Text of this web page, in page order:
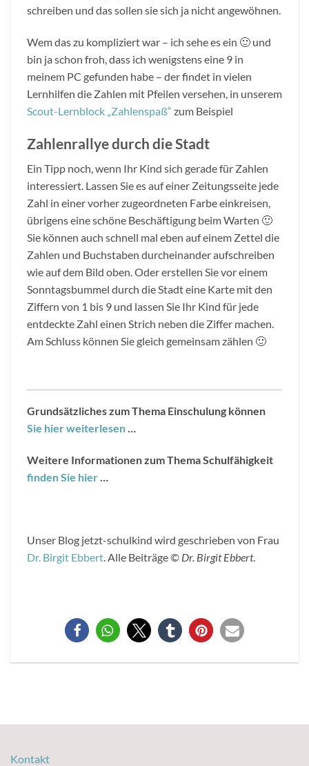
schreiben und das sollen sie sich ja nicht angewöhnen.
Wem das zu kompliziert war – ich sehe es ein 🙂 und
bin ja schon froh, dass ich wenigstens eine 9 in
meinem PC gefunden habe – der findet in vielen
Lernhilfen die Zahlen mit Pfeilen versehen, in unserem
Scout-Lernblock „Zahlenspaß“ zum Beispiel
Zahlenrallye durch die Stadt
Ein Tipp noch, wenn Ihr Kind sich gerade für Zahlen
interessiert. Lassen Sie es auf einer Zeitungsseite jede
Zahl in einer vorher zugeordneten Farbe einkreisen,
übrigens eine schöne Beschäftigung beim Warten 🙂
Sie können auch schnell mal eben auf einem Zettel die
Zahlen und Buchstaben durcheinander aufschreiben
wie auf dem Bild oben. Oder erstellen Sie vor einem
Sonntagsbummel durch die Stadt eine Karte mit den
Ziffern von 1 bis 9 und lassen Sie Ihr Kind für jede
entdeckte Zahl einen Strich neben die Ziffer machen.
Am Schluss können Sie gleich gemeinsam zählen 🙂
Grundsätzliches zum Thema Einschulung können
Sie hier weiterlesen
Weitere Informationen zum Thema Schulfähigkeit
finden Sie hier
Unser Blog jetzt-schulkind wird geschrieben von Frau
Dr. Birgit Ebbert. Alle Beiträge© Dr. Birgit Ebbert.
Kontakt